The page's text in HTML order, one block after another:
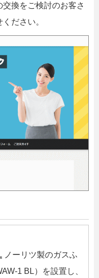
換をご検討のお客さ
ださい。
ノーリツ製のガスふ
1 BL）を設置し、